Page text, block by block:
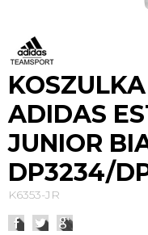
ADIDAS
JUNIOR
DP3234/
K6353-JR